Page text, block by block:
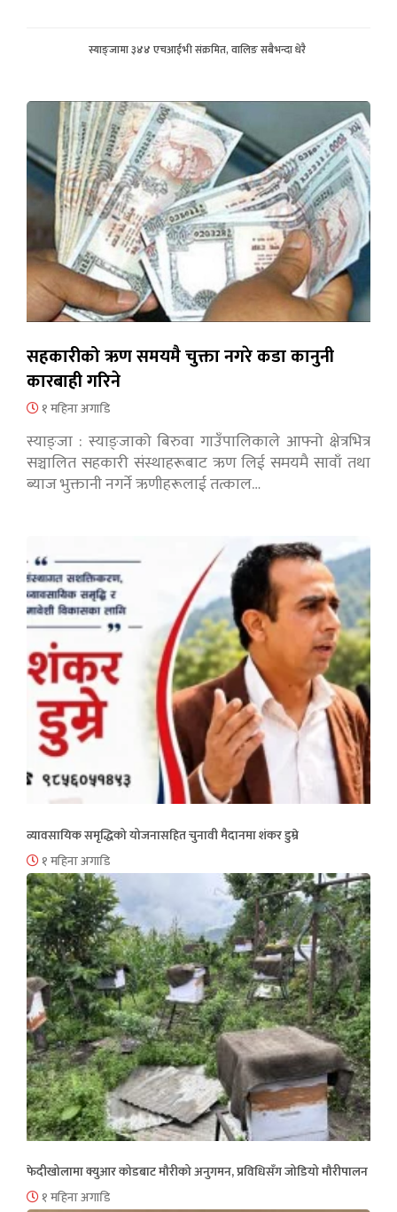
स्याङ्जामा ३४४ एचआईभी संक्रमित, वालिङ सबैभन्दा धेरै
सहकारीको ऋण समयमै चुक्ता नगरे कडा कानुनी
कारबाही गरिने
१ महिना अगाडि
स्याङ्जा : स्याङ्जाको बिरुवा गाउँपालिकाले आफ्नो क्षेत्रभित्र
सञ्चालित सहकारी संस्थाहरूबाट ऋण लिई समयमै सावाँ तथा
ब्याज भुक्तानी नगर्ने ऋणीहरूलाई तत्काल…
व्यावसायिक समृद्धिको योजनासहित चुनावी मैदानमा शंकर डुम्रे
१ महिना अगाडि
फेदीखोलामा क्युआर कोडबाट मौरीको अनुगमन, प्रविधिसँग जोडियो मौरीपालन
१ महिना अगाडि